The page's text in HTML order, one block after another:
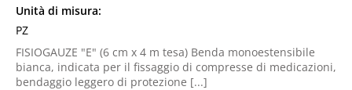
Unità di misura:
PZ
FISIOGAUZE "E" (6 cm x 4 m tesa) Benda monoestensibile
bianca, indicata per il fissaggio di compresse di medicazioni,
bendaggio leggero di protezione [...]